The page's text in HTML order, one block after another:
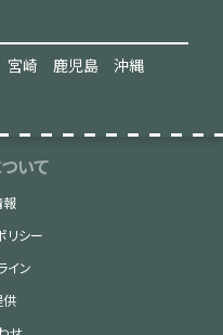
宮崎 鹿児島 沖縄
いて
報
リシー
イン
供